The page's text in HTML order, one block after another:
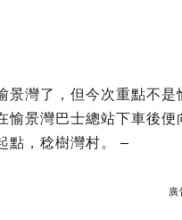
景灣了，但今次重點不
愉景灣巴士總站下車後
點，稔樹灣村。 –
廣